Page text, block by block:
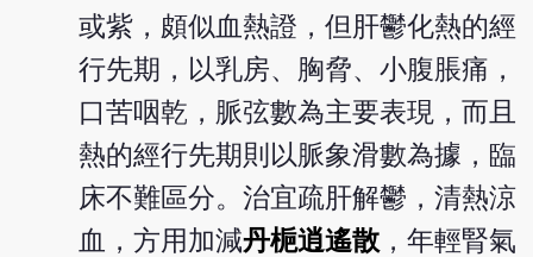
或紫，頗似血熱證，但肝鬱化熱的經
行先期，以乳房、胸脅、小腹脹痛，
口苦咽乾，脈弦數為主要表現，而且
熱的經行先期則以脈象滑數為據，臨
床不難區分。治宜疏肝解鬱，清熱涼
血，方用加減丹梔逍遙散 ，年輕腎氣